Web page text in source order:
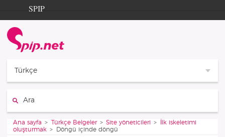
Aller au contenu
Aller à la navigation
SPIP
Documentation
Contribution
Türkçe
Vous êtes ici :
Ana sayfa Türkçe Belgeler Site yöneticileri
İlk iskeletimi
oluşturmak
Döngü içinde döngü